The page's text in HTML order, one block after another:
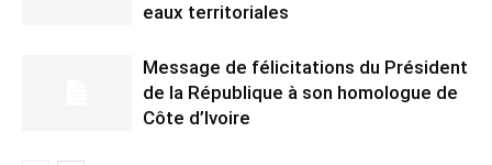
eaux territoriales
Message de félicitations du Président
de la République à son homologue de
Côte d’Ivoire